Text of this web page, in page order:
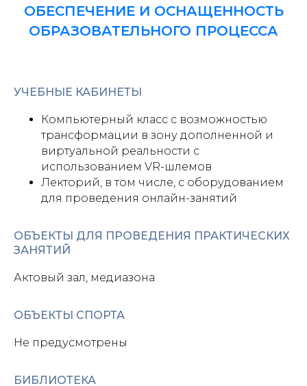
ОБЕСПЕЧЕНИЕ И ОСНАЩЕННОСТЬ
ОБРАЗОВАТЕЛЬНОГО ПРОЦЕССА
УЧЕБНЫЕ КАБИНЕТЫ
Компьютерный класс с возможностью
трансформации в зону дополненной и
виртуальной реальности с
использованием VR-шлемов
Лекторий, в том числе, с оборудованием
для проведения онлайн-занятий
ОБЪЕКТЫ ДЛЯ ПРОВЕДЕНИЯ ПРАКТИЧЕСКИХ
ЗАНЯТИЙ
Актовый зал, медиазона
ОБЪЕКТЫ СПОРТА
Не предусмотрены
БИБЛИОТЕКА